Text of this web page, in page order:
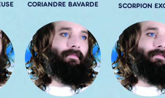
CORIANDRE BAVARDE SCORPION